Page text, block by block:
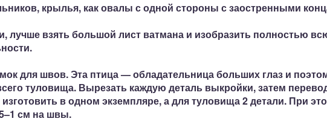
крылья, как овалы с одной стороны с заостренными
взять большой лист ватмана и изобразить полностью
для швов.Эта птица — обладательница больших глаз и
туловища. Вырезать каждую деталь выкройки, затем
в одном экземпляре, адля туловища 2 детали. При
см на швы.